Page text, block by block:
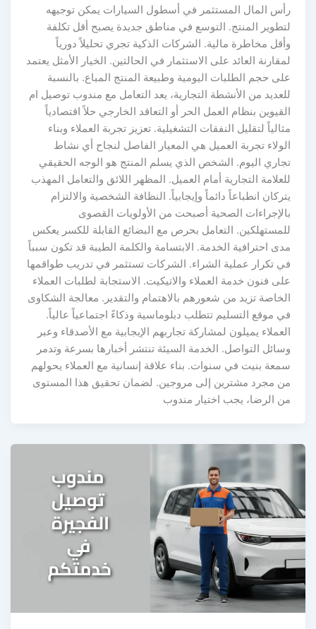
رأس المال المستثمر في أسطول السيارات يمكن توجيهه
لتطوير المنتج. التوسع في مناطق جديدة يصبح أقل تكلفة
وأقل مخاطرة مالية. الشركات الذكية تجري تحليلاً دورياً
لمقارنة العائد على الاستثمار في الحالتين. الخيار الأمثل يعتمد
على حجم الطلبات اليومية وطبيعة المنتج المباع. بالنسبة
للعديد من الأنشطة التجارية، يعد التعامل مع مندوب توصيل ام
القيوين بنظام العمل الحر أو التعاقد الخارجي حلاً اقتصادياً
مثالياً لتقليل النفقات التشغيلية. تعزيز تجربة العملاء وبناء
الولاء تجربة العميل هي المعيار الفاصل لنجاح أي نشاط
تجاري اليوم. الشخص الذي يسلم المنتج هو الوجه الحقيقي
للعلامة التجارية أمام العميل. المظهر اللائق والتعامل المهذب
يتركان انطباعاً دائماً وإيجابياً. النظافة الشخصية والالتزام
بالإجراءات الصحية أصبحت من الأولويات القصوى
للمستهلكين. التعامل بحرص مع البضائع القابلة للكسر يعكس
مدى احترافية الخدمة. الابتسامة والكلمة الطيبة قد تكون سبباً
في تكرار عملية الشراء. الشركات تستثمر في تدريب طواقمها
على فنون خدمة العملاء والاتيكيت. الاستجابة لطلبات العملاء
الخاصة تزيد من شعورهم بالاهتمام والتقدير. معالجة الشكاوى
في موقع التسليم تتطلب دبلوماسية وذكاءً اجتماعياً عالياً.
العملاء يميلون لمشاركة تجاربهم الإيجابية مع الأصدقاء وعبر
وسائل التواصل. الخدمة السيئة تنتشر أخبارها بسرعة وتدمر
سمعة بنيت في سنوات. بناء علاقة إنسانية مع العملاء يحولهم
من مجرد مشترين إلى مروجين. لضمان تحقيق هذا المستوى
من الرضا، يجب اختيار مندوب